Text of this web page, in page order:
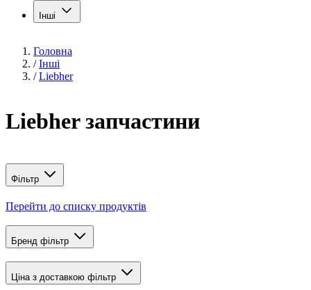
Інші
Головна
/ Інші
/ Liebher
Liebher запчастини
Фільтр
Перейти до списку продуктів
Бренд фільтр
Ціна з доставкою фільтр